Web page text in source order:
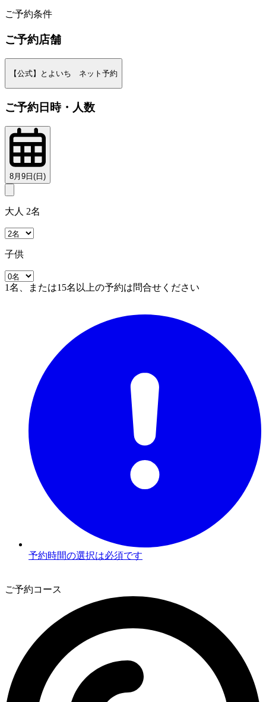
ご予約条件
ご予約店舗
【公式】とよいち ネット予約
ご予約日時・人数
8月9日(日)
大人 2名
子供
1名、または15名以上の予約は問合せください
予約時間の選択は必須です
ご予約コース